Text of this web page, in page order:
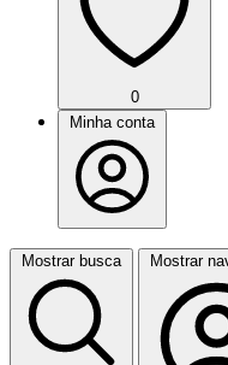
0
Minha conta
Mostrar busca Mostrar